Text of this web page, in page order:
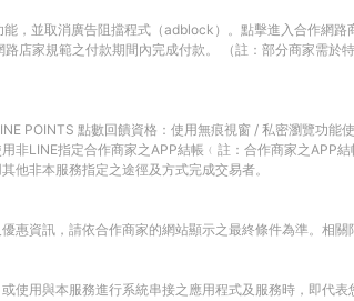
，並取消廣告阻擋程式（adblock）。點擊進入合作網路
店家規範之付款期間內完成付款。 （註：部分商家需於
POINTS 點數回饋資格：使用無痕視窗 / 私密瀏覽功能
非LINE指定合作商家之APP結帳﹙註：合作商家之APP
其他非本服務指定之途徑及方式完成交易者。
惠資訊，請依合作商家的網站顯示之最終條件為準。相關
使用與本服務進行系統串接之應用程式及服務時，即代表